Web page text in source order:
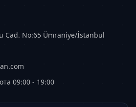
Cad. No:65 Ümraniye/İstanbul
09:00 - 19:00